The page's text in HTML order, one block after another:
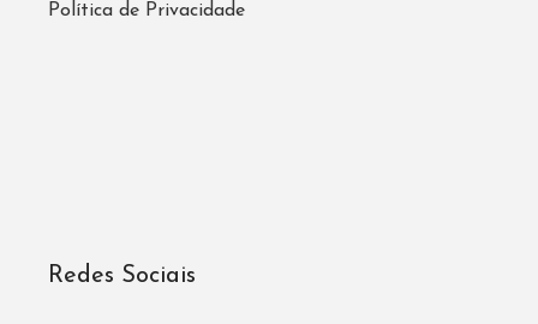
Política de Privacidade
Redes Sociais